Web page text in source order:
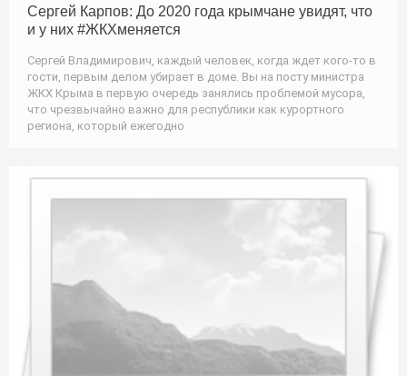
Сергей Карпов: До 2020 года крымчане увидят, что
и у них #ЖКХменяется
Сергей Владимирович, каждый человек, когда ждет кого-то в
гости, первым делом убирает в доме. Вы на посту министра
ЖКХ Крыма в первую очередь занялись проблемой мусора,
что чрезвычайно важно для республики как курортного
региона, который ежегодно